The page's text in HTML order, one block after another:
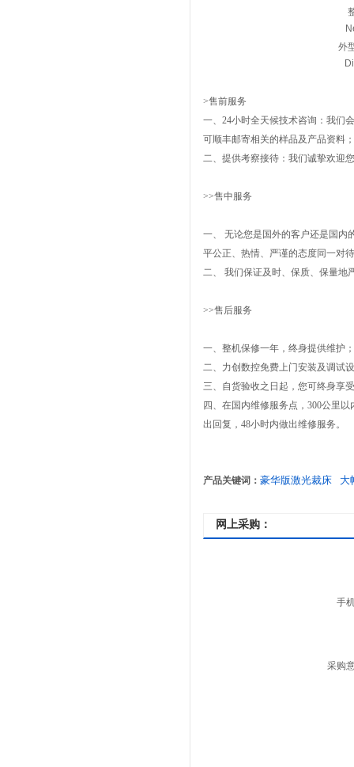
外
>售前服务
一、24小时全天候技术咨询：我们
可顺丰邮寄相关的样品及产品资料；
二、提供考察接待：我们诚挚欢迎
>>售中服务
一、 无论您是国外的客户还是国内
平公正、热情、严谨的态度同一对
二、 我们保证及时、保质、保量地
>>售后服务
一、整机保修一年，终身提供维护；
二、力创数控免费上门安装及调试
三、自货验收之日起，您可终身享
四、在国内维修服务点，300公里
出回复，48小时内做出维修服务。
产品关键词： 豪华版激光裁床 大
网上采购：
手
采购